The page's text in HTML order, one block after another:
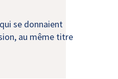
se donnaient
au même titre